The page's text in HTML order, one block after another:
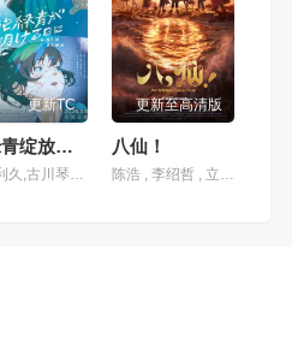
更新TC
花绿青绽放之日
萩原利久,古川琴音,入野自由,冈部敬史
更新至高清版
八仙！
陈浩 , 李绍哲 , 立冬 , 果子哥哥 , 董天弋 , 喻鹏力 , 黄豫硕 , 张运气 , 邓先森 , 曹知善 , 囧森瑟夫 , 零柒 , 韩雨泽 , 张天宇 , 张稷 , 良生